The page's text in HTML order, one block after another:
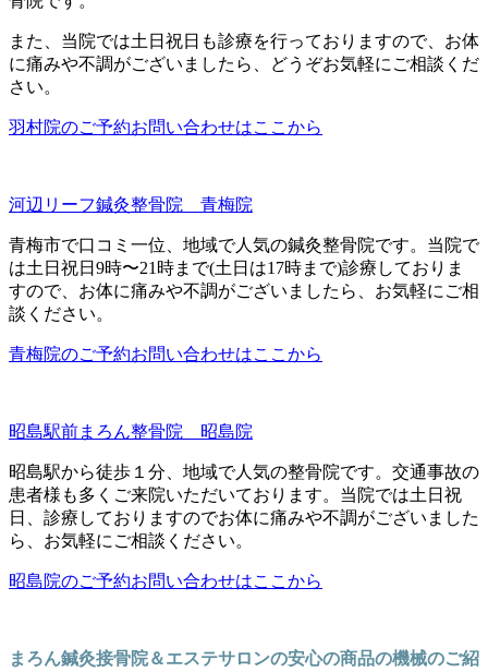
また、当院では土日祝日も診療を行っておりますので、お体
に痛みや不調がございましたら、どうぞお気軽にご相談くだ
さい。
羽村院のご予約お問い合わせはここから
河辺リーフ鍼灸整骨院 青梅院
青梅市で口コミ一位、地域で人気の鍼灸整骨院です。当院で
は土日祝日9時〜21時まで(土日は17時まで)診療しておりま
すので、お体に痛みや不調がございましたら、お気軽にご相
談ください。
青梅院のご予約お問い合わせはここから
昭島駅前まろん整骨院 昭島院
昭島駅から徒歩１分、地域で人気の整骨院です。交通事故の
患者様も多くご来院いただいております。当院では土日祝
日、診療しておりますのでお体に痛みや不調がございました
ら、お気軽にご相談ください。
昭島院のご予約お問い合わせはここから
まろん鍼灸接骨院＆エステサロンの安心の商品の機械のご紹